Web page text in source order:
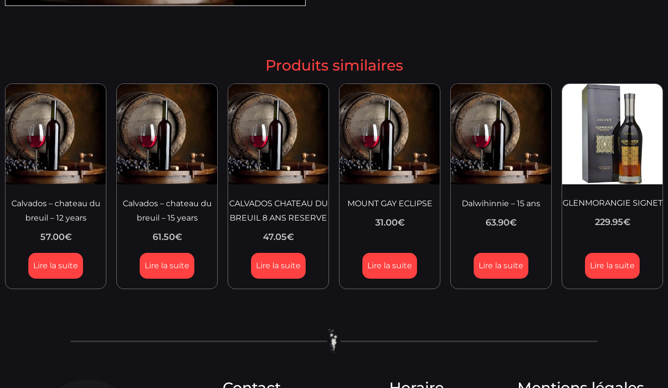
Produits similaires
Calvados – chateau du
breuil – 12 years
57.00€
Lire la suite
Calvados – chateau du
breuil – 15 years
61.50€
Lire la suite
CALVADOS CHATEAU DU
BREUIL 8 ANS RESERVE
47.05€
Lire la suite
MOUNT GAY ECLIPSE
31.00€
Lire la suite
Dalwihinnie – 15 ans
63.90€
Lire la suite
GLENMORANGIE SIGNET
229.95€
Lire la suite